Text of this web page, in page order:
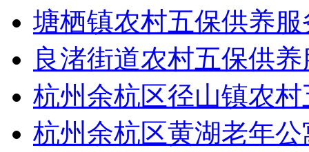
塘栖镇农村五保供养
良渚街道农村五保供
杭州余杭区径山镇农
杭州余杭区黄湖老年公